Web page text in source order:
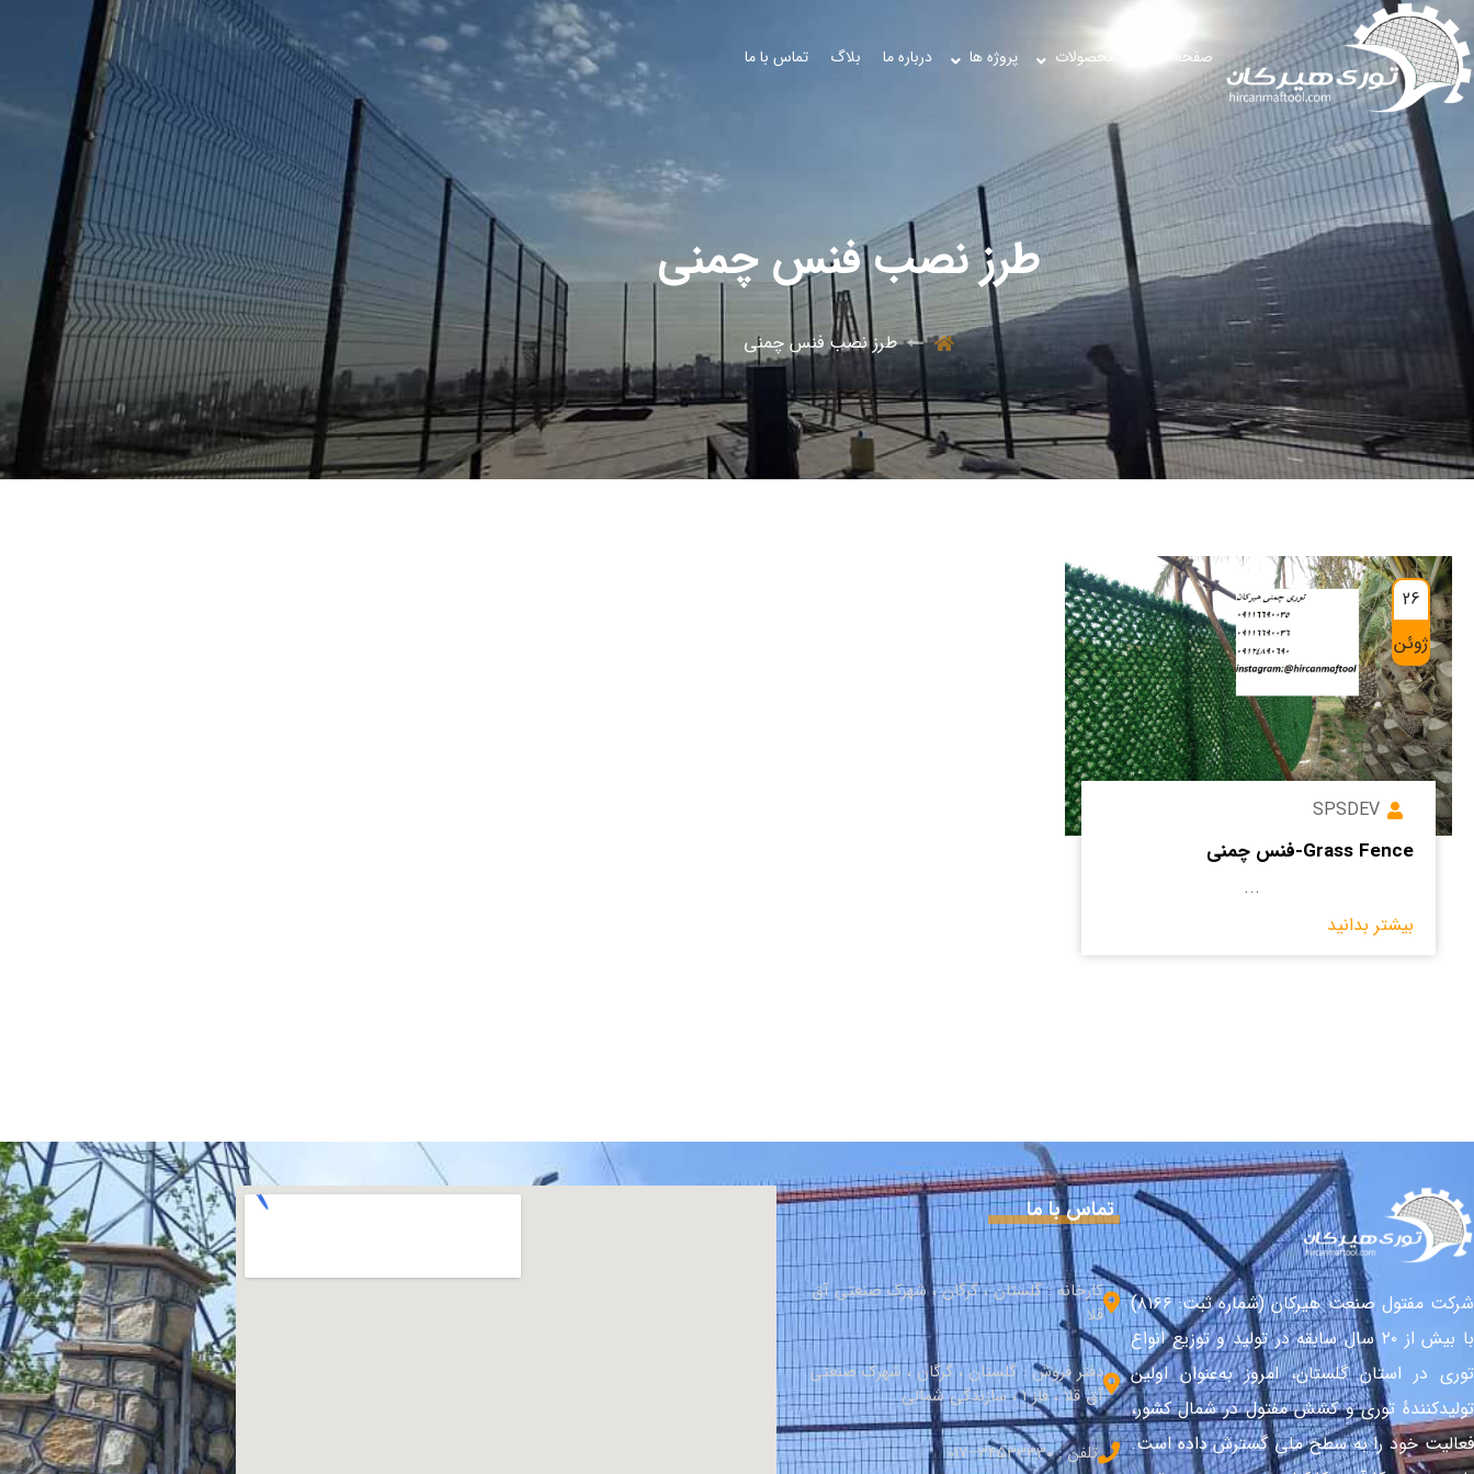
صفحه اصلی محصولات پروژه ها درباره ما بلاگ تماس با ما
طرز نصب فنس چمنی
طرز نصب فنس چمنی
26
ژوئن
SPSDEV
Grass Fence-فنس چمنی
...
بیشتر بدانید
شرکت مفتول صنعت هیرکان (شماره ثبت: ۸۱۶۶)
با بیش از ۲۰ سال سابقه در تولید و توزیع انواع
توری در استان گلستان، امروز به‌عنوان اولین
تولیدکنندهٔ توری و کشش مفتول در شمال کشور،
فعالیت خود را به سطح ملی گسترش داده است.
تماس با ما
کارخانه : گلستان ، گرگان ، شهرک صنعتی آق
قلا
دفتر فروش : گلستان ، گرگان ، شهرک صنعتی
آق قلا ، فاز 1 ، سازندگی شمالی
تلفن : 34533330–017